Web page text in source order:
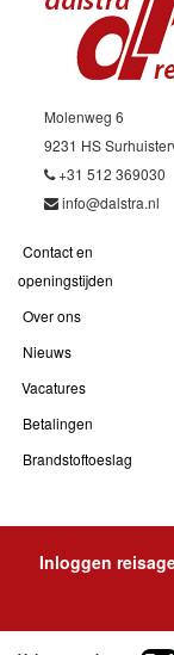
Molenweg 6
9231 HS
+31 512 369030
info@dalstra.nl
Contact en
openingstijden
Over ons
Nieuws
Vacatures
Betalingen
Brandstoftoeslag
Inloggen